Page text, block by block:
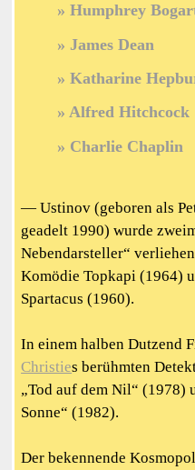
Humphrey
James Dean
Katharine
Alfred Hitchcock
Charlie Chaplin
— Ustinov (geboren als
geadelt 1990) wurde
Nebendarsteller“
Komödie Topkapi (1964)
Spartacus (1960).
In einem halben Dutzend
Christies berühmten
„Tod auf dem Nil“ (1978)
Sonne“ (1982).
Der bekennende